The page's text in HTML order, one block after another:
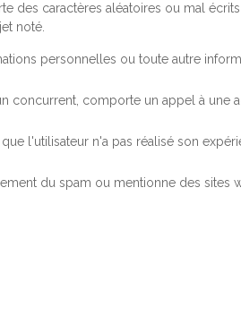
des caractères aléatoires ou mal
noté.
personnelles ou toute autre
concurrent, comporte un appel à une
l'utilisateur n'a pas réalisé son
du spam ou mentionne des